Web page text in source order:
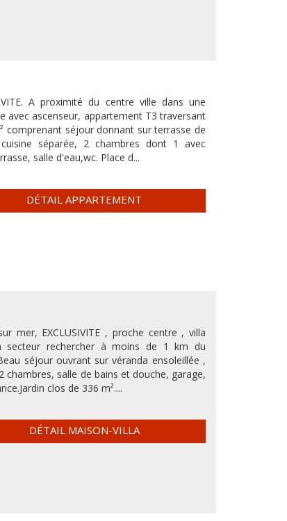
A proximité du centre ville dans une
avec ascenseur, appartement T3 traversant
comprenant séjour donnant sur terrasse de
séparée, 2 chambres dont 1 avec
salle d'eau,wc. Place d...
DÉTAIL APPARTEMENT
mer, EXCLUSIVITE , proche centre , villa
secteur rechercher à moins de 1 km du
séjour ouvrant sur véranda ensoleillée ,
chambres, salle de bains et douche, garage,
clos de 336 m²....
DÉTAIL MAISON-VILLA